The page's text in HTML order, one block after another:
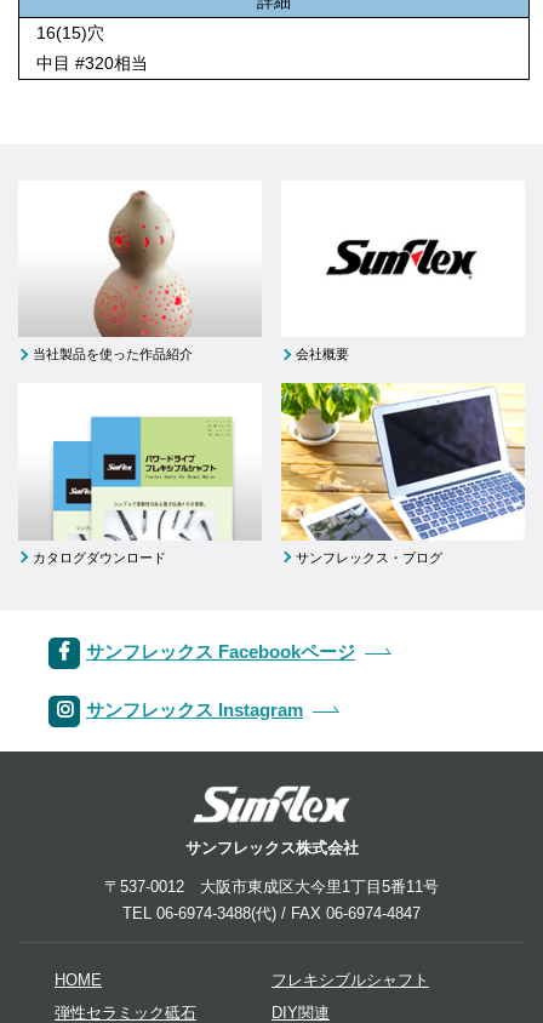
16(15)穴
中目 #320相当
当社製品を使った作品紹介 会社概要
カタログダウンロード サンフレックス・ブログ
サンフレックス Facebookページ
サンフレックス Instagram
サンフレックス株式会社
〒537-0012 大阪市東成区大今里1丁目5番11号
TEL 06-6974-3488(代) / FAX 06-6974-4847
HOME
フレキシブルシャフト
弾性セラミック砥石
DIY関連